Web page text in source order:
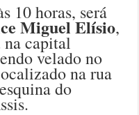
10 horas, será
Miguel Elísio,
na capital
velado no
na rua
do